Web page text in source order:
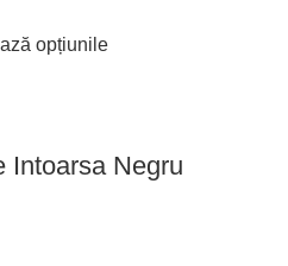
opțiunile
Intoarsa Negru